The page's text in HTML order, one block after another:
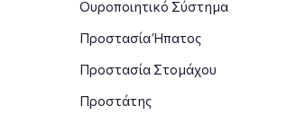
Ουροποιητικό Σύστημα
Προστασία Ήπατος
Προστασία Στομάχου
Προστάτης